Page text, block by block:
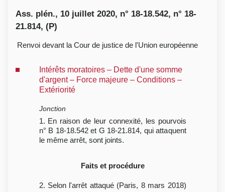
Ass. plén., 10 juillet 2020, n° 18-18.542, n° 18-
21.814, (P)
Renvoi devant la Cour de justice de l'Union européenne
Intérêts moratoires – Dette d'une somme
d'argent – Force majeure – Conditions –
Extériorité
Jonction
1. En raison de leur connexité, les pourvois
n° B 18-18.542 et G 18-21.814, qui attaquent
le même arrêt, sont joints.
Faits et procédure
2. Selon l'arrêt attaqué (Paris, 8 mars 2018)